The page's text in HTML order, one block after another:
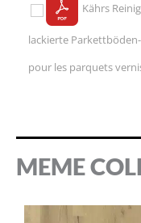
Kährs
lackierte
pour les parquets
MEME